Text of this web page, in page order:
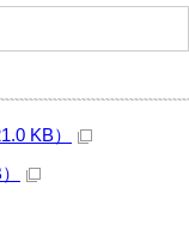
KB）